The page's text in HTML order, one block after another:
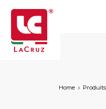
Home Produits